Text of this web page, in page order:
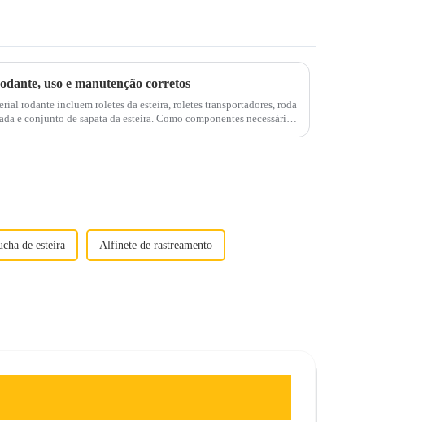
uso e manutenção corretos
rodante incluem roletes da esteira, roletes transportadores, roda
sapata da esteira. Como componentes necessários
de esteira Alfinete de rastreamento